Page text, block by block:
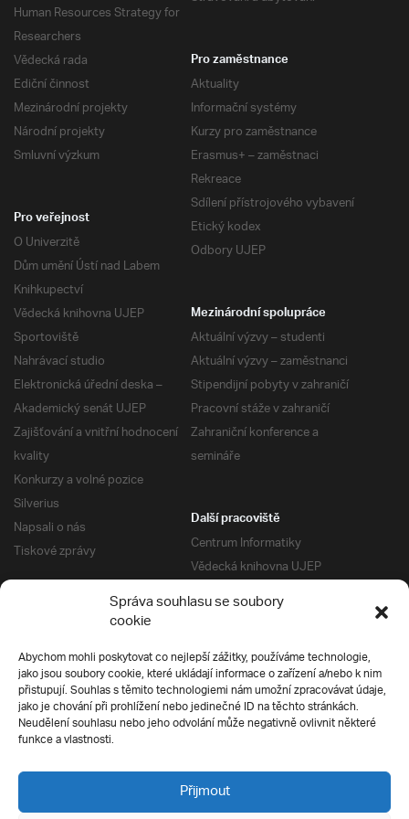
Správa souhlasu se soubory
cookie
Abychom mohli poskytovat co nejlepší zážitky, používáme technologie,
jako jsou soubory cookie, které ukládají informace o zařízení a/nebo k nim
přistupují. Souhlas s těmito technologiemi nám umožní zpracovávat údaje,
jako je chování při prohlížení nebo jedinečné ID na těchto stránkách.
Neudělení souhlasu nebo jeho odvolání může negativně ovlivnit některé
funkce a vlastnosti.
Přijmout
Human Resources Strategy for
Researchers
Vědecká rada
Ediční činnost
Mezinárodní projekty
Národní projekty
Smluvní výzkum
Pro zaměstnance
Aktuality
Informační systémy
Kurzy pro zaměstnance
Erasmus+ – zaměstnaci
Rekreace
Sdílení přístrojového vybavení
Etický kodex
Odbory UJEP
Pro veřejnost
O Univerzitě
Dům umění Ústí nad Labem
Knihkupectví
Vědecká knihovna UJEP
Sportoviště
Nahrávací studio
Elektronická úřední deska –
Akademický senát UJEP
Zajišťování a vnitřní hodnocení
kvality
Konkurzy a volné pozice
Silverius
Napsali o nás
Tiskové zprávy
Mezinárodní spolupráce
Aktuální výzvy – studenti
Aktuální výzvy – zaměstnanci
Stipendijní pobyty v zahraničí
Pracovní stáže v zahraničí
Zahraniční konference a
semináře
Další pracoviště
Centrum Informatiky
Vědecká knihovna UJEP
Správa kolejí a menz
Univerzitní centrum podpory
Silverius
Pro uchazeče
Přijímací řízení
E-prihlaska
Přípravné kurzy
Ochrana soukromí